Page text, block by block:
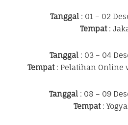
Tanggal: 01 – 02
Tempat:
Tanggal: 03 – 04
Tempat: Pelatihan Online
Tanggal : 08 – 09
Tempat: